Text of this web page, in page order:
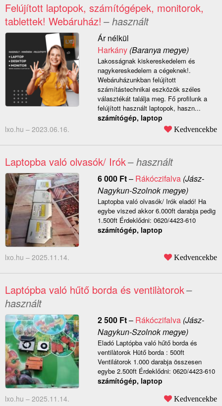
Felújított laptopok, számítógépek, monitorok,
tablettek! Webáruház! – használt
Ár nélkül
Harkány(Baranya megye)
Lakosságnak kiskereskedelem és
nagykereskedelem a cégeknek!.
Webáruházunkban felújított
számítástechnikai eszközök széles
választékát találja meg. Fő profilunk a
felújított használt laptopok, haszn...
számítógép, laptop
lxo.hu – 2023.06.16. Kedvencekbe
Laptopba való olvasók/ Irók– használt
6 000 Ft– Rákóczifalva(Jász-
Nagykun-Szolnok megye)
Laptopba való olvasók/ Irók eladó! Ha
egybe viszed akkor 6.000ft darabja pedig
1.500ft Érdeklődni: 0620/4423-610
számítógép, laptop
lxo.hu – 2025.11.14. Kedvencekbe
Laptópba való hűtő borda és ventilàtorok–
használt
2 500 Ft– Rákóczifalva(Jász-
Nagykun-Szolnok megye)
Eladó Laptópba való hűtő borda és
ventilàtorok Hütő borda : 500ft
Ventilátorok 1.000 darabja összesen
egybe 2.500ft Érdeklődni: 0620/4423-610
számítógép, laptop
lxo.hu – 2025.11.14. Kedvencekbe